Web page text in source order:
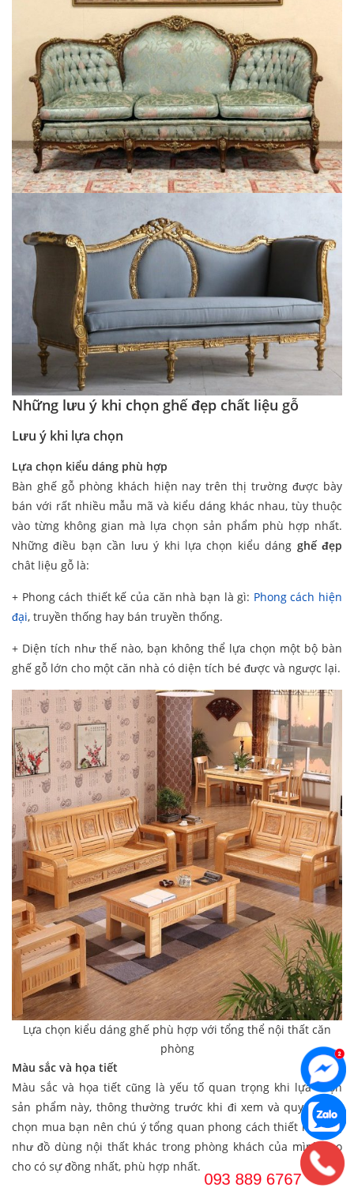
Những lưu ý khi chọn ghế đẹp chất liệu gỗ
Lưu ý khi lựa chọn
Lựa chọn kiểu dáng phù hợp
Bàn ghế gỗ phòng khách hiện nay trên thị trường được bày
bán với rất nhiều mẫu mã và kiểu dáng khác nhau, tùy thuộc
vào từng không gian mà lựa chọn sản phẩm phù hợp nhất.
Những điều bạn cần lưu ý khi lựa chọn kiểu dáng ghế đẹp
chât liệu gỗ là:
+ Phong cách thiết kế của căn nhà bạn là gì: Phong cách hiện
đại, truyền thống hay bán truyền thống.
+ Diện tích như thế nào, bạn không thể lựa chọn một bộ bàn
ghế gỗ lớn cho một căn nhà có diện tích bé được và ngược lại.
Lựa chọn kiểu dáng ghế phù hợp với tổng thể nội thất căn
phòng
Màu sắc và họa tiết
Màu sắc và họa tiết cũng là yếu tố quan trọng khi lựa chọn
sản phẩm này, thông thường trước khi đi xem và quyết định
chọn mua bạn nên chú ý tổng quan phong cách thiết kế cũng
như đồ dùng nội thất khác trong phòng khách của mình sao
cho có sự đồng nhất, phù hợp nhất.